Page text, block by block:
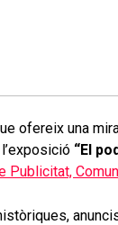
ofereix una
“El
Publicitat,